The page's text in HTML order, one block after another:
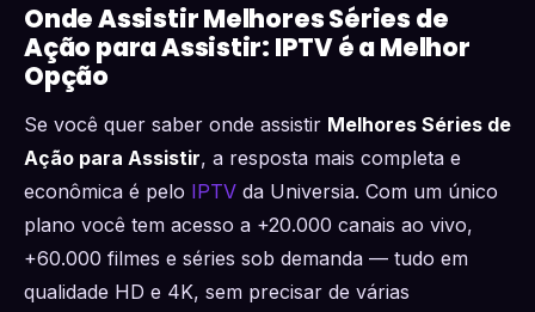
Onde Assistir Melhores Séries de
Ação para Assistir: IPTV é a Melhor
Opção
Se você quer saber onde assistir Melhores Séries de
Ação para Assistir, a resposta mais completa e
econômica é pelo IPTV da Universia. Com um único
plano você tem acesso a +20.000 canais ao vivo,
+60.000 filmes e séries sob demanda — tudo em
qualidade HD e 4K, sem precisar de várias